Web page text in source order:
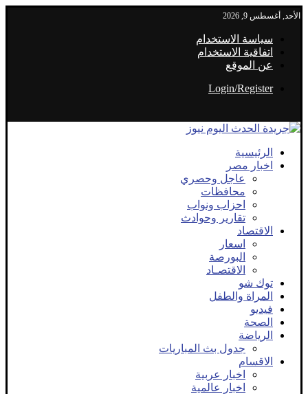
الأحد, أغسطس 9, 2026
سياسة الاستخدام
اتفاقية الاستخدام
عن الموقع
Login/Register
الرئيسية
اخبار مصر
عاجل وحصري
محافظات
احزاب ونواب
تقارير وحوادث
الاقتصاد
اسعار
البورصة
الاقتصـاد
توك شو
المراة والطفل
فيديو
الصحة
الرياضة
جدول بث المباريات
الاقسام
اخبار عربية
اخبار عالمية